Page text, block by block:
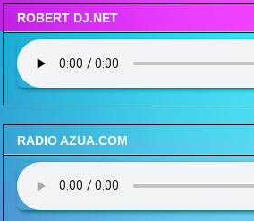
ROBERT DJ.NET
RADIO AZUA.COM